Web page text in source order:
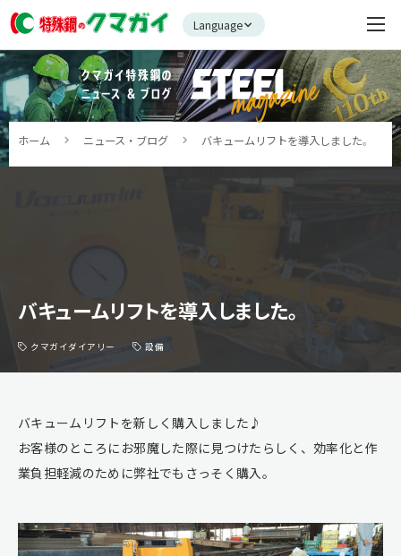
Language
ホーム ニュース・ブログ バキュームリフトを導入しました。
バキュームリフトを導入しました。
クマガイダイアリー 設備
バキュームリフトを新しく購入しました♪
お客様のところにお邪魔した際に見つけたらしく、効率化と作
業負担軽減のために弊社でもさっそく購入。